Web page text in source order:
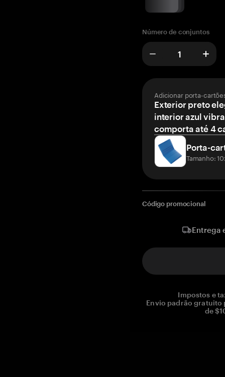
Número de conjuntos
Adicionar porta-
Exterior preto
interior azul
comporta até 4
Porta-
Tamanho:
Código promocional
Entrega
Impostos e
Envio padrão gratuito
de